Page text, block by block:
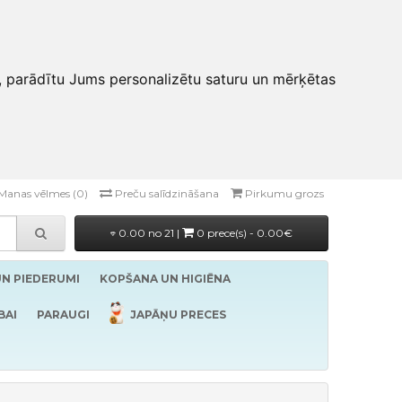
Jums personalizētu saturu un mērķētas
vēlmes (0) Preču salīdzināšana Pirkumu grozs
0.00 no 21 | 0 prece(s) - 0.00€
PIEDERUMI KOPŠANA UN HIGIĒNA
PARAUGI JAPĀŅU PRECES